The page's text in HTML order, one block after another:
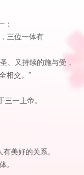
：
三位一体有
、又持续的施与受，
相交。”
一上帝。
美好的关系。
。